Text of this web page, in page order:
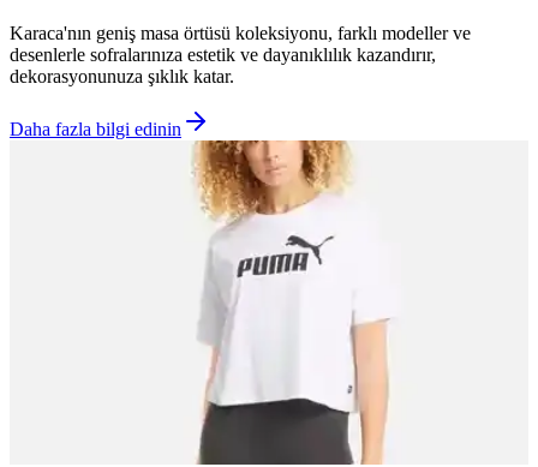
Karaca'nın geniş masa örtüsü koleksiyonu, farklı modeller ve
desenlerle sofralarınıza estetik ve dayanıklılık kazandırır,
dekorasyonunuza şıklık katar.
Daha fazla bilgi edinin